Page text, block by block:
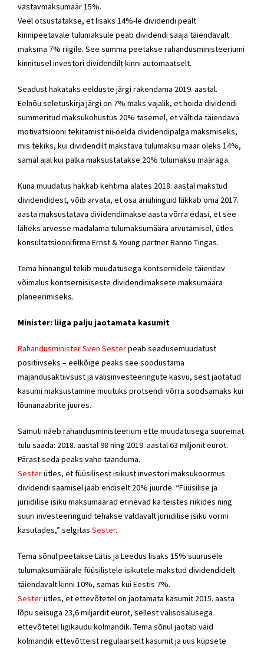
vastavmaksumäär 15%.
Veel otsustatakse, et lisaks 14%-le dividendi pealt
kinnipeetavale tulumaksule peab dividendi saaja täiendavalt
maksma 7% riigile. See summa peetakse rahandusministeeriumi
kinnitusel investori dividendilt kinni automaatselt.
Seadust hakataks eelduste järgi rakendama 2019. aastal.
Eelnõu seletuskirja järgi on 7% maks vajalik, et hoida dividendi
summeritud maksukohustus 20% tasemel, et vältida täiendava
motivatsiooni tekitamist nii-öelda dividendipalga maksmiseks,
mis tekiks, kui dividendilt makstava tulumaksu määr oleks 14%,
samal ajal kui palka maksustatakse 20% tulumaksu määraga.
Kuna muudatus hakkab kehtima alates 2018. aastal makstud
dividendidest, võib arvata, et osa äriühinguid lükkab oma 2017.
aasta maksustatava dividendimakse aasta võrra edasi, et see
läheks arvesse madalama tulumaksumäära arvutamisel, ütles
konsultatsioonifirma Ernst & Young partner Ranno Tingas.
Tema hinnangul tekib muudatusega kontsernidele täiendav
võimalus kontsernisiseste dividendimaksete maksumäära
planeerimiseks.
Minister: liiga palju jaotamata kasumit
Rahandusminister Sven Sesterpeab seadusemuudatust
positiivseks – eelkõige peaks see soodustama
majandusaktiivsust ja välisinvesteeringute kasvu, sest jaotatud
kasumi maksustamine muutuks protsendi võrra soodsamaks kui
lõunanaabrite juures.
Samuti näeb rahandusministeerium ette muudatusega suuremat
tulu saada: 2018. aastal 98 ning 2019. aastal 63 miljonit eurot.
Pärast seda peaks vahe taanduma.
Sesterütles, et füüsilisest isikust investori maksukoormus
dividendi saamisel jääb endiselt 20% juurde. “Füüsilise ja
juriidilise isiku maksumäärad erinevad ka teistes riikides ning
suuri investeeringuid tehakse valdavalt juriidilise isiku vormi
kasutades,” selgitas Sester.
Tema sõnul peetakse Lätis ja Leedus lisaks 15% suurusele
tulumaksumäärale füüsilistele isikutele makstud dividendidelt
täiendavalt kinni 10%, samas kui Eestis 7%.
Sesterütles, et ettevõtetel on jaotamata kasumit 2015. aasta
lõpu seisuga 23,6 miljardit eurot, sellest välisosalusega
ettevõtetel ligikaudu kolmandik. Tema sõnul jaotab vaid
kolmandik ettevõtteist regulaarselt kasumit ja uus küpsete